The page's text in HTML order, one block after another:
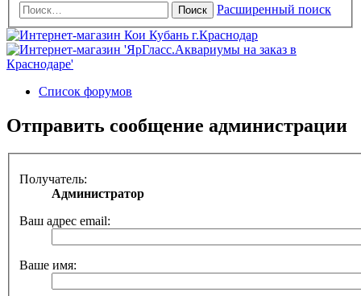
Поиск Расширенный поиск
Список форумов
Отправить сообщение администрации
Получатель:
Администратор
Ваш адрес email:
Ваше имя: